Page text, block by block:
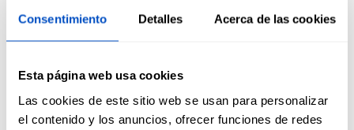
Consentimiento Detalles Acerca de las cookies
Esta página web usa cookies
Las cookies de este sitio web se usan para personalizar
el contenido y los anuncios, ofrecer funciones de redes
destacar del resto de productos, pueden captar la atención
de posibles compradores en mercadillos o puedes servirte
para añadir un toque personal a un regalo. Gracias al